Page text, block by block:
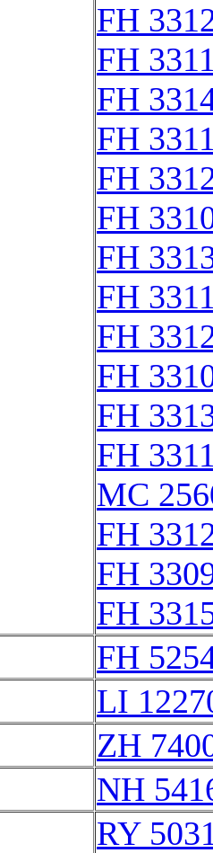
FH
FH
FH
FH
FH
FH
FH
FH
FH
FH
FH
FH
MC
FH
FH
FH
FH
LI
ZH
NH
RY